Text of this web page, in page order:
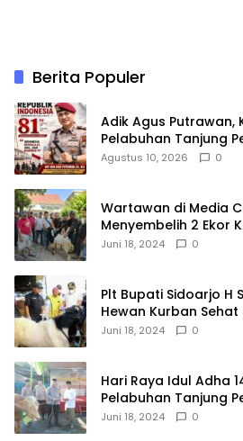
Berita Populer
Adik Agus Putrawan,
Pelabuhan Tanjung
Mengucapkan
Agustus 10, 2026 0
Wartawan di Media
Menyembelih 2 Ekor
Juni 18, 2024 0
Plt Bupati Sidoarjo H
Hewan Kurban
Juni 18, 2024 0
Hari Raya Idul Adha
Pelabuhan Tanjung
Hewan Korban.
Juni 18, 2024 0